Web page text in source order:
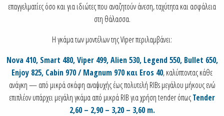
επαγγελματίες όσο και για ιδιώτες που αναζητούν άνεση, ταχύτητα και ασφάλεια
στη θάλασσα.
Η γκάμα των μοντέλων της Viper περιλαμβάνει:
Nova 410, Smart 480, Viper 499, Alien 530, Legend 550, Bullet 650,
Enjoy 825, Cabin 970 / Magnum 970 και Eros 40, καλύπτοντας κάθε
ανάγκη — από μικρά σκάφη αναψυχής έως πολυτελή RIBs μεγάλου μήκους ενώ
επιπλέον υπάρχει μεγάλη γκάμα από μικρά RIB για χρήση tender όπωςTender
2,60 – 2,90 – 3,20 – 3,60 m.